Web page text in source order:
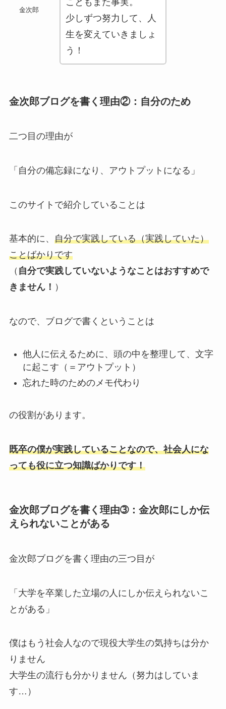
金次郎
こともまた事実。
少しずつ努力して、人
生を変えていきましょ
う！
金次郎ブログを書く理由②：自分のため
二つ目の理由が
「自分の備忘録になり、アウトプットになる」
このサイトで紹介していることは
基本的に、 自分で実践している（実践していた）
ことばかりです
（ 自分で実践していないようなことはおすすめで
きません！ ）
なので、ブログで書くということは
他人に伝えるために、頭の中を整理して、文字
に起こす（＝アウトプット）
忘れた時のためのメモ代わり
の役割があります。
既卒の僕が実践していることなので、社会人にな
っても役に立つ知識ばかりです！
金次郎ブログを書く理由➂：金次郎にしか伝
えられないことがある
金次郎ブログを書く理由の三つ目が
「 大学を卒業した立場の人にしか伝えられないこ
とがある 」
僕はもう社会人なので現役大学生の気持ちは分か
りません
大学生の流行も分かりません（努力はしていま
す…）